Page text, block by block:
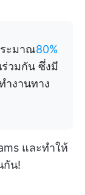
ระมาณ80%
ร่วมกัน ซึ่งมี
ำงานทาง
และทำให้
กัน!